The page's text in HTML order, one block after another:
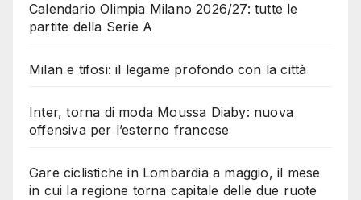
Calendario Olimpia Milano 2026/27: tutte le
partite della Serie A
Milan e tifosi: il legame profondo con la città
Inter, torna di moda Moussa Diaby: nuova
offensiva per l’esterno francese
Gare ciclistiche in Lombardia a maggio, il mese
in cui la regione torna capitale delle due ruote